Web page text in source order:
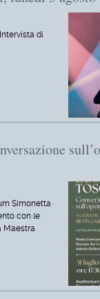
di
Simonetta
con le
Maestra